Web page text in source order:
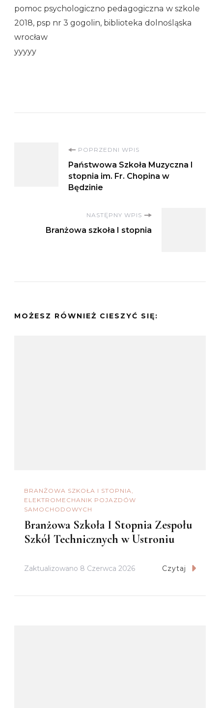
pomoc psychologiczno pedagogiczna w szkole
2018, psp nr 3 gogolin, biblioteka dolnośląska
wrocław
yyyyy
Nawigacja
wpisu
POPRZEDNI WPIS
Państwowa Szkoła Muzyczna I
stopnia im. Fr. Chopina w
Będzinie
NASTĘPNY WPIS
Branżowa szkoła I stopnia
MOŻESZ RÓWNIEŻ CIESZYĆ SIĘ:
BRANŻOWA SZKOŁA I STOPNIA
ELEKTROMECHANIK POJAZDÓW
SAMOCHODOWYCH
Branżowa Szkoła I Stopnia Zespołu
Szkół Technicznych w Ustroniu
Zaktualizowano 8 Czerwca 2026 Czytaj